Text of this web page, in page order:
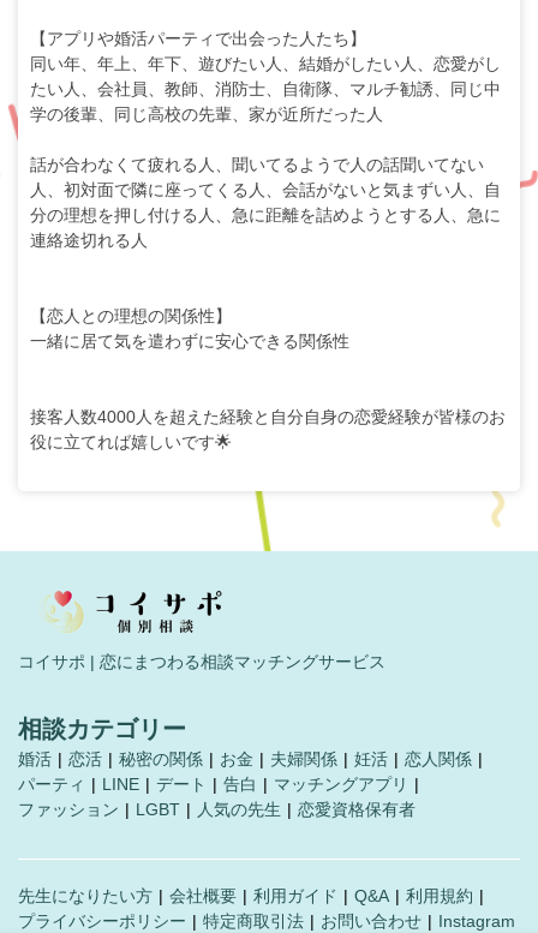
【アプリや婚活パーティで出会った人たち】
同い年、年上、年下、遊びたい人、結婚がしたい人、恋愛がし
たい人、会社員、教師、消防士、自衛隊、マルチ勧誘、同じ中
学の後輩、同じ高校の先輩、家が近所だった人
話が合わなくて疲れる人、聞いてるようで人の話聞いてない
人、初対面で隣に座ってくる人、会話がないと気まずい人、自
分の理想を押し付ける人、急に距離を詰めようとする人、急に
連絡途切れる人
【恋人との理想の関係性】
一緒に居て気を遣わずに安心できる関係性
接客人数4000人を超えた経験と自分自身の恋愛経験が皆様のお
役に立てれば嬉しいです🌟
コイサポ | 恋にまつわる相談マッチングサービス
相談カテゴリー
婚活 恋活 秘密の関係 お金 夫婦関係 妊活
恋人関係
パーティ
LINE デート 告白
マッチングアプリ
ファッション
LGBT 人気の先生 恋愛資格保有者
先生になりたい方 会社概要 利用ガイド Q&A
利用規約
プライバシーポリシー
特定商取引法 お問い合わせ Instagram